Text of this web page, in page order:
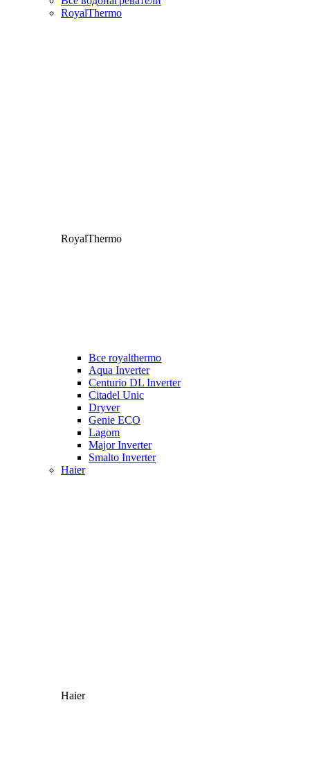
RoyalThermo
RoyalThermo
Все royalthermo
Aqua Inverter
Centurio DL Inverter
Citadel Unic
Dryver
Genie ECO
Lagom
Major Inverter
Smalto Inverter
Haier
Haier